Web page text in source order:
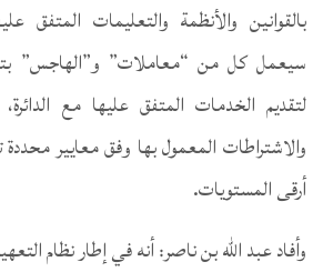
بالقوانين والأنظمة والتعليمات المتفق
سيعمل كل من “معاملات” و”الهاجس”
لتقديم الخدمات المتفق عليها مع
والاشتراطات المعمول بها وفق معايير
أرقى المستويات.
وأفاد عبد الله بن ناصر: أنه في إطار نظام